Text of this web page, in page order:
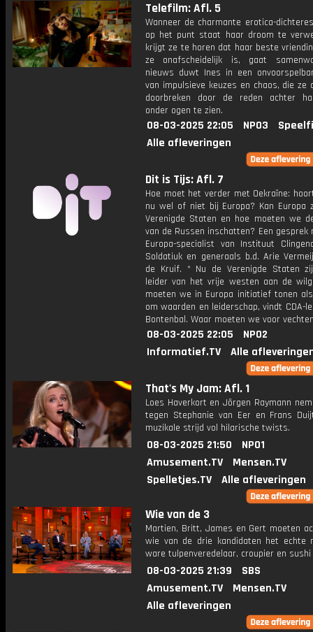
Telefilm: Afl. 5
Wanneer de charmante erotica-
op het punt staat haar droom te
krijgt ze te horen dat haar beste
ze onafscheidelijk is, gaat
nieuws duwt Ines in een
van impulsieve keuzes en chaos, die ze
doorbreken door de reden achter
onder ogen te zien.
08-03-2025 22:05 NPO3
Alle afleveringen
Dit is Tijs: Afl. 7
Hoe moet het verder met Oekraïne:
nu wel of niet bij Europa? Kan Europa
Verenigde Staten en hoe moeten we
van de Russen inschatten? Een gesprek
Europa-specialist van Instituut
Soldatiuk en generaals b.d. Arie
de Kruif. * Nu de Verenigde Staten
leider van het vrije westen aan de
moeten we in Europa initiatief tonen
om waarden en leiderschap, vindt CDA-
Bontenbal. Waar moeten we voor
08-03-2025 22:05
NPO2
Informatief.TV
Alle
That's My Jam: Afl. 1
Loes Haverkort en Jörgen Raymann
tegen Stephanie van Eer en Frans
muzikale strijd vol hilarische twists.
08-03-2025 21:50
NPO1
Amusement.TV
Mensen.TV
Spelletjes.TV
Alle afleveringen
Wie van de 3
Martien, Britt, James en Gert moeten
wie van de drie kandidaten het echte
ware tulpenveredelaar, croupier en
08-03-2025 21:39
SBS
Amusement.TV
Mensen.TV
Alle afleveringen